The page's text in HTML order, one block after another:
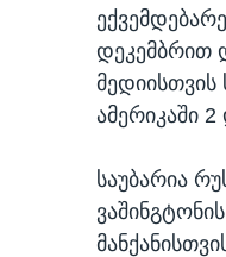
დეკემბრით
მედიისთვის
ამერიკაში
საუბარია